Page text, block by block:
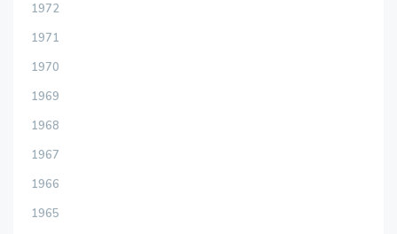
1972
1971
1970
1969
1968
1967
1966
1965